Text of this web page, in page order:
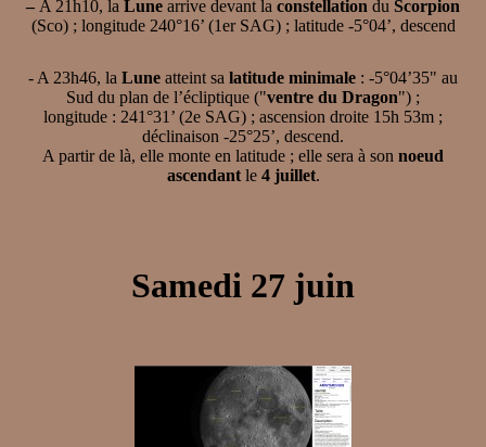
– A 21h10, la Lune arrive devant la constellation du Scorpion
(Sco) ; longitude 240°16’ (1er SAG) ; latitude -5°04’, descend
- A 23h46, la Lune atteint sa latitude minimale : -5°04’35" au
Sud du plan de l’écliptique ("ventre du Dragon") ;
longitude : 241°31’ (2e SAG) ; ascension droite 15h 53m ;
déclinaison -25°25’, descend.
A partir de là, elle monte en latitude ; elle sera à son noeud
ascendantle 4 juillet.
Samedi 27 juin